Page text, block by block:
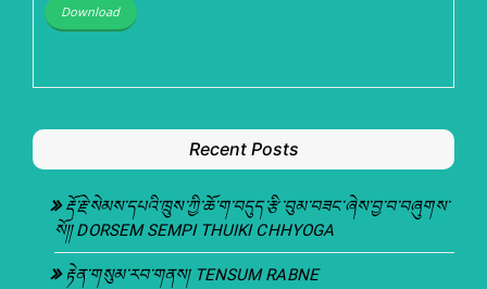
Download
Recent Posts
རྡོ་རྗེ་སེམས་དཔའི་ཁྲུས་ཀྱི་ཆོ་ག་བདུད་རྩི་བུམ་བཟང་ཞེས་བྱ་བ་བཞུགས་
སོ།། DORSEM SEMPI THUIKI CHHYOGA
རྟེན་གསུམ་རབ་གནས། TENSUM RABNE